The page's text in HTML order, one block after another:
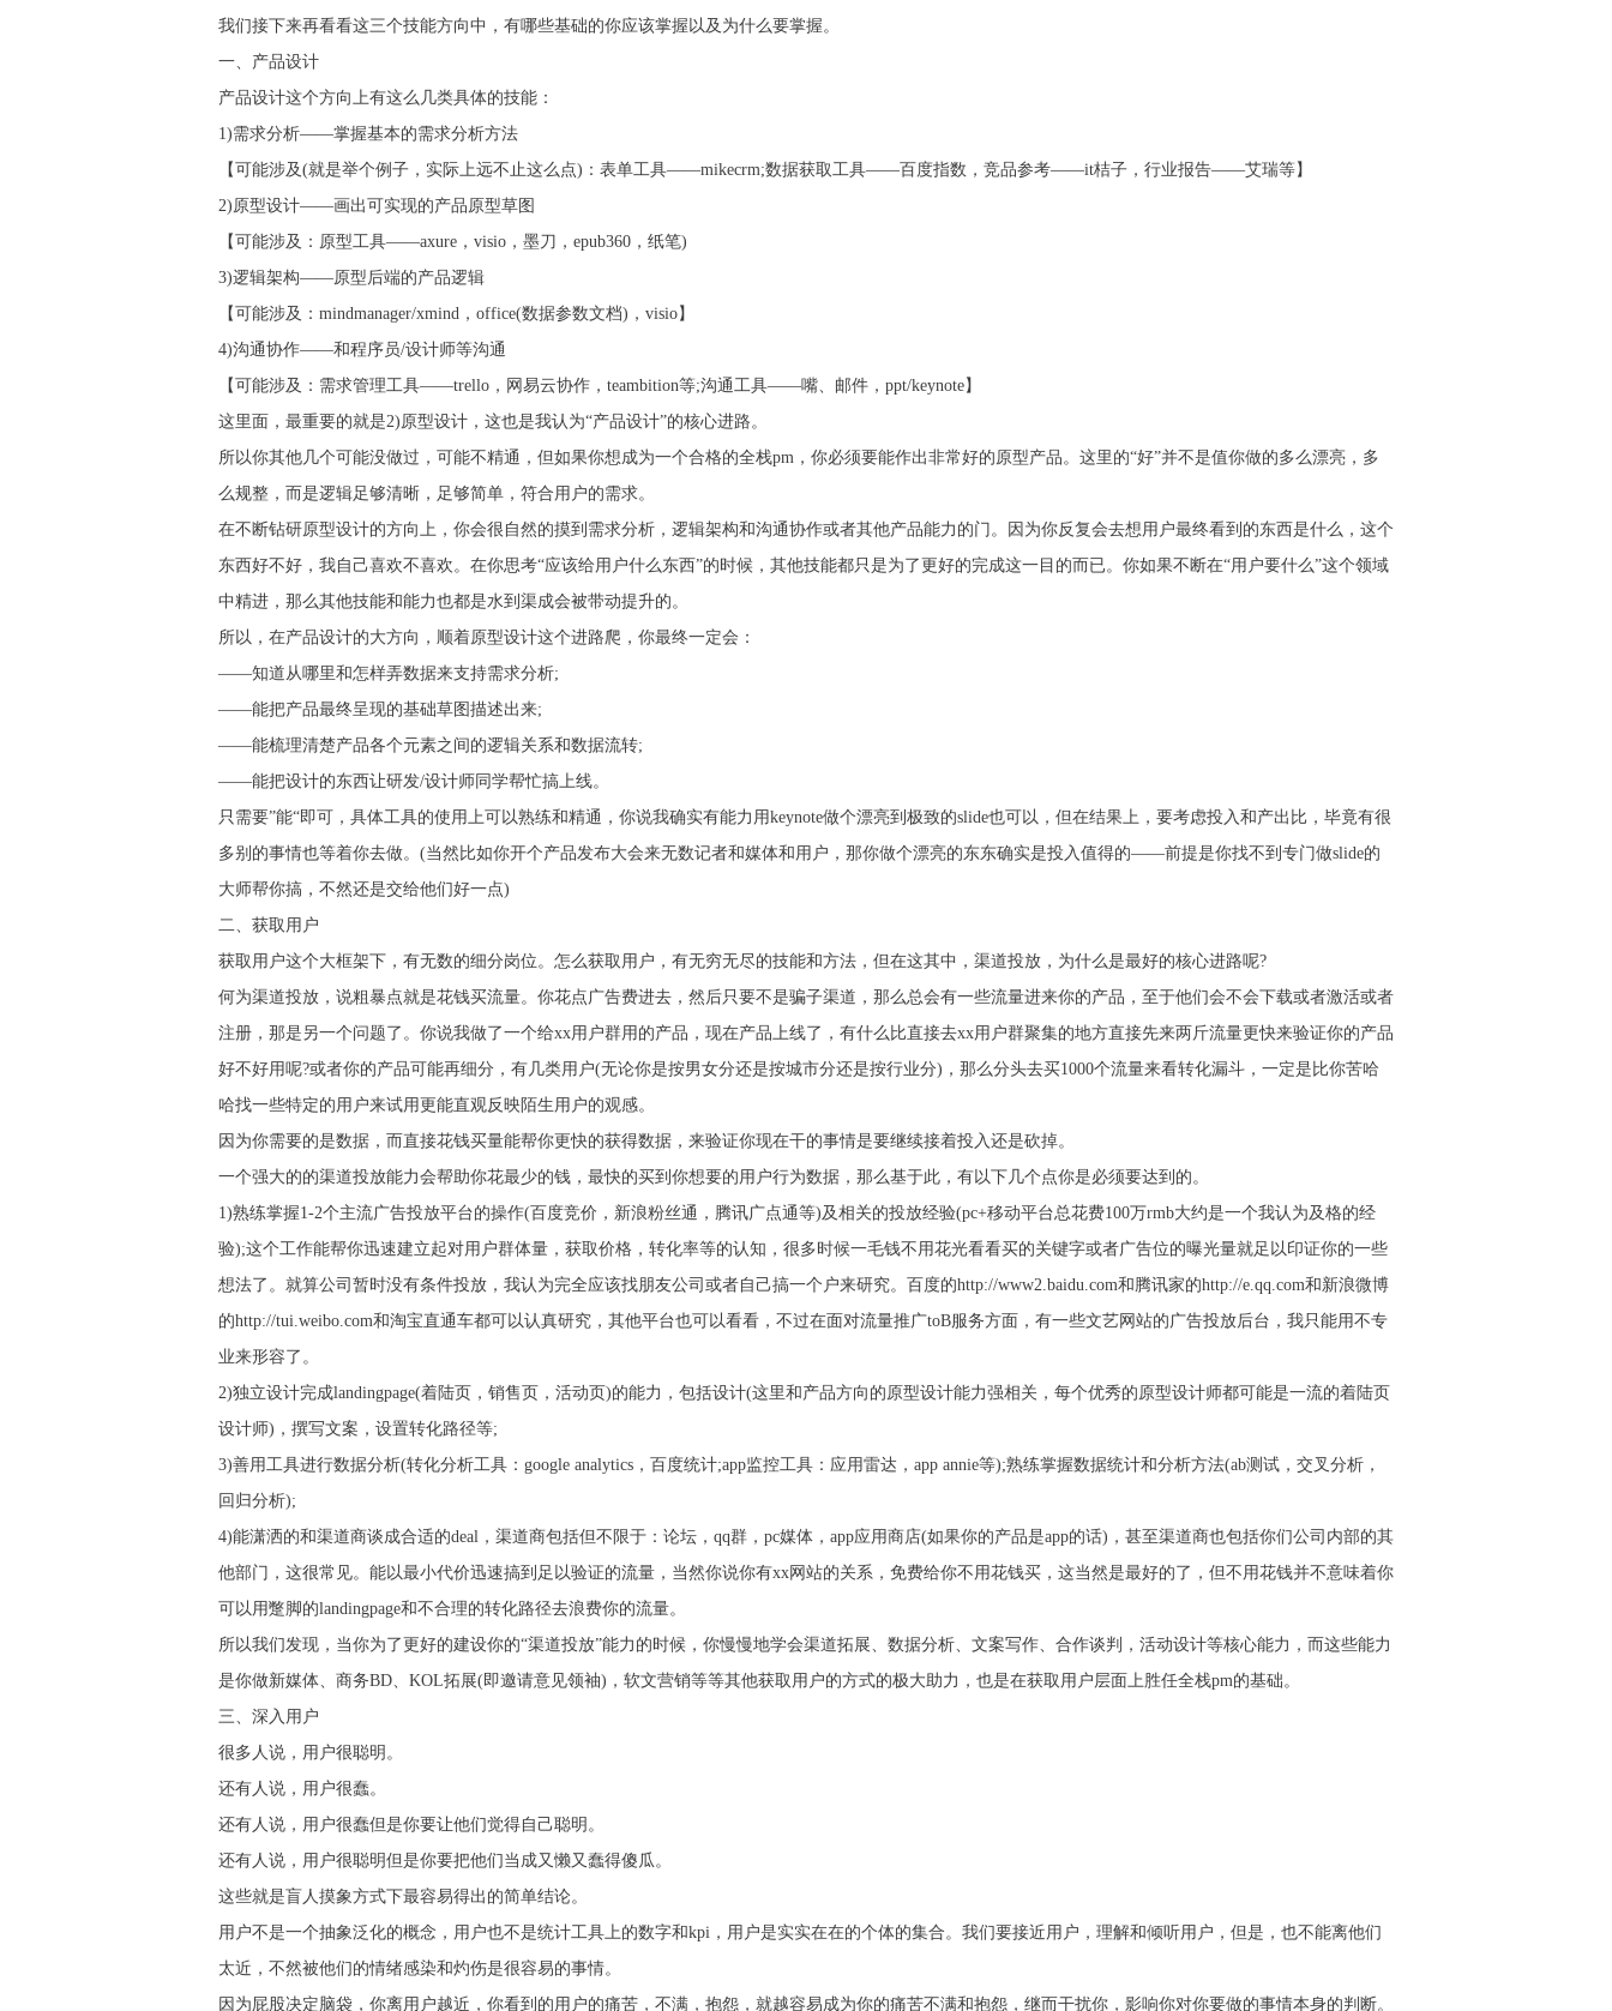
我们接下来再看看这三个技能方向中，有哪些基础的你应该掌握以及为什么要掌握。
一、产品设计
产品设计这个方向上有这么几类具体的技能：
1)需求分析——掌握基本的需求分析方法
【可能涉及(就是举个例子，实际上远不止这么点)：表单工具——mikecrm;数据获取工具——百度指数，竞品参考——it桔子，行业报告——艾瑞等】
2)原型设计——画出可实现的产品原型草图
【可能涉及：原型工具——axure，visio，墨刀，epub360，纸笔)
3)逻辑架构——原型后端的产品逻辑
【可能涉及：mindmanager/xmind，office(数据参数文档)，visio】
4)沟通协作——和程序员/设计师等沟通
【可能涉及：需求管理工具——trello，网易云协作，teambition等;沟通工具——嘴、邮件，ppt/keynote】
这里面，最重要的就是2)原型设计，这也是我认为“产品设计”的核心进路。
所以你其他几个可能没做过，可能不精通，但如果你想成为一个合格的全栈pm，你必须要能作出非常好的原型产品。这里的“好”并不是值你做的多么漂亮，多
么规整，而是逻辑足够清晰，足够简单，符合用户的需求。
在不断钻研原型设计的方向上，你会很自然的摸到需求分析，逻辑架构和沟通协作或者其他产品能力的门。因为你反复会去想用户最终看到的东西是什么，这个
东西好不好，我自己喜欢不喜欢。在你思考“应该给用户什么东西”的时候，其他技能都只是为了更好的完成这一目的而已。你如果不断在“用户要什么”这个领域
中精进，那么其他技能和能力也都是水到渠成会被带动提升的。
所以，在产品设计的大方向，顺着原型设计这个进路爬，你最终一定会：
——知道从哪里和怎样弄数据来支持需求分析;
——能把产品最终呈现的基础草图描述出来;
——能梳理清楚产品各个元素之间的逻辑关系和数据流转;
——能把设计的东西让研发/设计师同学帮忙搞上线。
只需要”能“即可，具体工具的使用上可以熟练和精通，你说我确实有能力用keynote做个漂亮到极致的slide也可以，但在结果上，要考虑投入和产出比，毕竟有很
多别的事情也等着你去做。(当然比如你开个产品发布大会来无数记者和媒体和用户，那你做个漂亮的东东确实是投入值得的——前提是你找不到专门做slide的
大师帮你搞，不然还是交给他们好一点)
二、获取用户
获取用户这个大框架下，有无数的细分岗位。怎么获取用户，有无穷无尽的技能和方法，但在这其中，渠道投放，为什么是最好的核心进路呢?
何为渠道投放，说粗暴点就是花钱买流量。你花点广告费进去，然后只要不是骗子渠道，那么总会有一些流量进来你的产品，至于他们会不会下载或者激活或者
注册，那是另一个问题了。你说我做了一个给xx用户群用的产品，现在产品上线了，有什么比直接去xx用户群聚集的地方直接先来两斤流量更快来验证你的产品
好不好用呢?或者你的产品可能再细分，有几类用户(无论你是按男女分还是按城市分还是按行业分)，那么分头去买1000个流量来看转化漏斗，一定是比你苦哈
哈找一些特定的用户来试用更能直观反映陌生用户的观感。
因为你需要的是数据，而直接花钱买量能帮你更快的获得数据，来验证你现在干的事情是要继续接着投入还是砍掉。
一个强大的的渠道投放能力会帮助你花最少的钱，最快的买到你想要的用户行为数据，那么基于此，有以下几个点你是必须要达到的。
1)熟练掌握1-2个主流广告投放平台的操作(百度竞价，新浪粉丝通，腾讯广点通等)及相关的投放经验(pc+移动平台总花费100万rmb大约是一个我认为及格的经
验);这个工作能帮你迅速建立起对用户群体量，获取价格，转化率等的认知，很多时候一毛钱不用花光看看买的关键字或者广告位的曝光量就足以印证你的一些
想法了。就算公司暂时没有条件投放，我认为完全应该找朋友公司或者自己搞一个户来研究。百度的http://www2.baidu.com和腾讯家的http://e.qq.com和新浪微博
的http://tui.weibo.com和淘宝直通车都可以认真研究，其他平台也可以看看，不过在面对流量推广toB服务方面，有一些文艺网站的广告投放后台，我只能用不专
业来形容了。
2)独立设计完成landingpage(着陆页，销售页，活动页)的能力，包括设计(这里和产品方向的原型设计能力强相关，每个优秀的原型设计师都可能是一流的着陆页
设计师)，撰写文案，设置转化路径等;
3)善用工具进行数据分析(转化分析工具：google analytics，百度统计;app监控工具：应用雷达，app annie等);熟练掌握数据统计和分析方法(ab测试，交叉分析，
回归分析);
4)能潇洒的和渠道商谈成合适的deal，渠道商包括但不限于：论坛，qq群，pc媒体，app应用商店(如果你的产品是app的话)，甚至渠道商也包括你们公司内部的其
他部门，这很常见。能以最小代价迅速搞到足以验证的流量，当然你说你有xx网站的关系，免费给你不用花钱买，这当然是最好的了，但不用花钱并不意味着你
可以用蹩脚的landingpage和不合理的转化路径去浪费你的流量。
所以我们发现，当你为了更好的建设你的“渠道投放”能力的时候，你慢慢地学会渠道拓展、数据分析、文案写作、合作谈判，活动设计等核心能力，而这些能力
是你做新媒体、商务BD、KOL拓展(即邀请意见领袖)，软文营销等等其他获取用户的方式的极大助力，也是在获取用户层面上胜任全栈pm的基础。
三、深入用户
很多人说，用户很聪明。
还有人说，用户很蠢。
还有人说，用户很蠢但是你要让他们觉得自己聪明。
还有人说，用户很聪明但是你要把他们当成又懒又蠢得傻瓜。
这些就是盲人摸象方式下最容易得出的简单结论。
用户不是一个抽象泛化的概念，用户也不是统计工具上的数字和kpi，用户是实实在在的个体的集合。我们要接近用户，理解和倾听用户，但是，也不能离他们
太近，不然被他们的情绪感染和灼伤是很容易的事情。
因为屁股决定脑袋，你离用户越近，你看到的用户的痛苦，不满，抱怨，就越容易成为你的痛苦不满和抱怨，继而干扰你，影响你对你要做的事情本身的判断。